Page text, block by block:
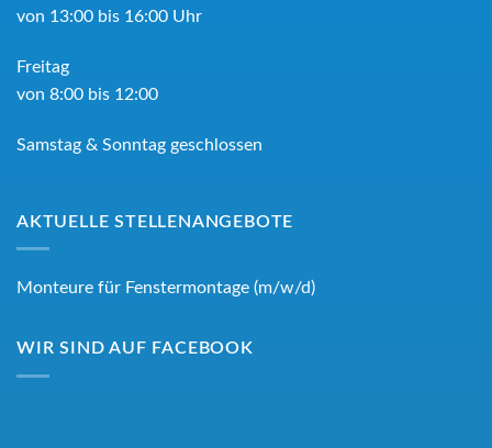
von 13:00 bis 16:00 Uhr
Freitag
von 8:00 bis 12:00
Samstag & Sonntag geschlossen
AKTUELLE STELLENANGEBOTE
Monteure für Fenstermontage (m/w/d)
WIR SIND AUF FACEBOOK